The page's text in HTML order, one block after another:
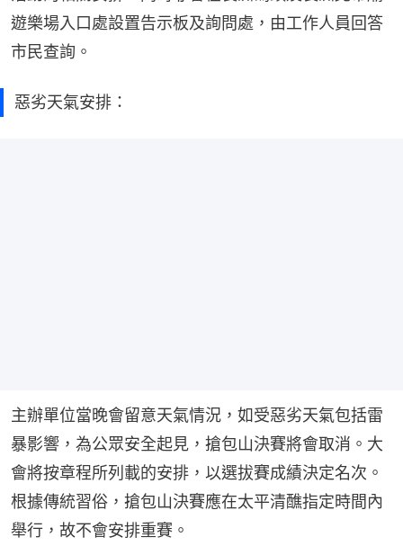
遊樂場入口處設置告示板及詢問處，由工作人員回答
市民查詢。
惡劣天氣安排：
主辦單位當晚會留意天氣情況，如受惡劣天氣包括雷
暴影響，為公眾安全起見，搶包山決賽將會取消。大
會將按章程所列載的安排，以選拔賽成績決定名次。
根據傳統習俗，搶包山決賽應在太平清醮指定時間內
舉行，故不會安排重賽。